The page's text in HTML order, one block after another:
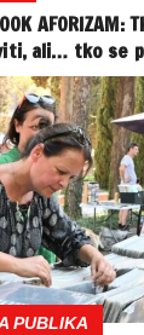
AFORIZAM:
ali… tko se
PUBLIKA